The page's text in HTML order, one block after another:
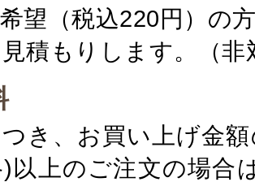
望（税込220円）の
積もりします。（非
つき、お買い上げ金
以上のご注文の場合